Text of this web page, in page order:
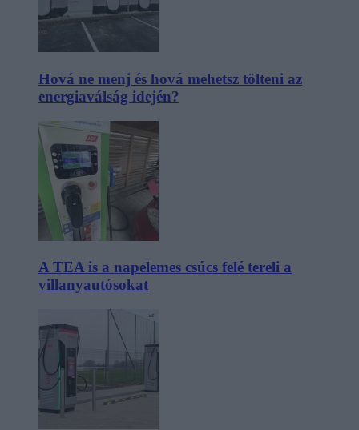
Hová ne menj és hová mehetsz tölteni az
energiaválság idején?
A TEA is a napelemes csúcs felé tereli a
villanyautósokat